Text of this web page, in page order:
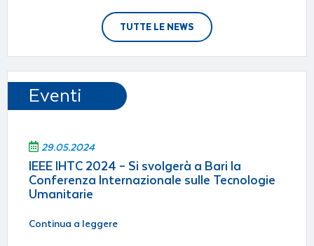
TUTTE LE NEWS
Eventi
29.05.2024
IEEE IHTC 2024 – Si svolgerà a Bari la
Conferenza Internazionale sulle Tecnologie
Umanitarie
Continua a leggere